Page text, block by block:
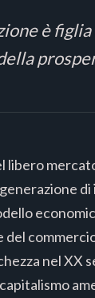
è
libero
di
del
nel XX